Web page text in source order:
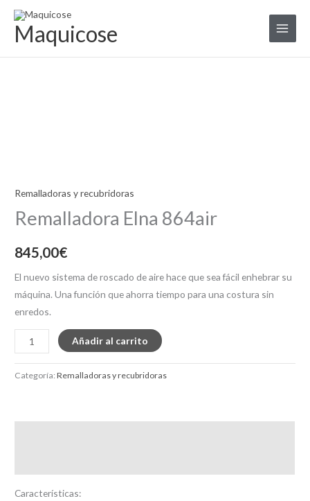
contenido
Maquicose
Remalladoras y recubridoras
Remalladora Elna 864air
845,00€
El nuevo sistema de roscado de aire hace que sea fácil enhebrar su
máquina. Una función que ahorra tiempo para una costura sin
enredos.
Añadir al carrito
Categoría:Remalladoras y recubridoras
Características: